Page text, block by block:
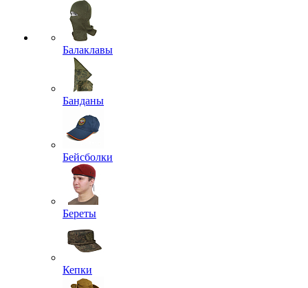
Балаклавы
Банданы
Бейсболки
Береты
Кепки